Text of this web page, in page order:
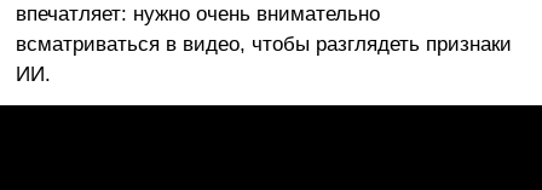
впечатляет: нужно очень внимательно
всматриваться в видео, чтобы разглядеть признаки
ИИ.